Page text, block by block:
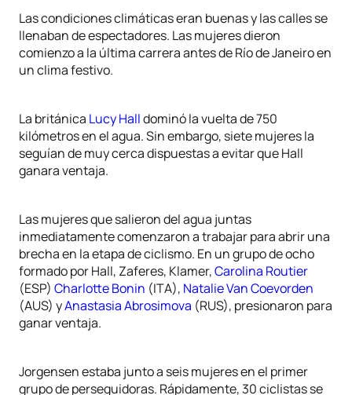
Las condiciones climáticas eran buenas y las calles se
llenaban de espectadores. Las mujeres dieron
comienzo a la última carrera antes de Río de Janeiro en
un clima festivo.
La británica Lucy Halldominó la vuelta de 750
kilómetros en el agua. Sin embargo, siete mujeres la
seguían de muy cerca dispuestas a evitar que Hall
ganara ventaja.
Las mujeres que salieron del agua juntas
inmediatamente comenzaron a trabajar para abrir una
brecha en la etapa de ciclismo. En un grupo de ocho
formado por Hall, Zaferes, Klamer,Carolina Routier
(ESP) Charlotte Bonin (ITA), Natalie Van Coevorden
(AUS) yAnastasia Abrosimova (RUS), presionaron para
ganar ventaja.
Jorgensen estaba junto a seis mujeres en el primer
grupo de perseguidoras. Rápidamente, 30 ciclistas se